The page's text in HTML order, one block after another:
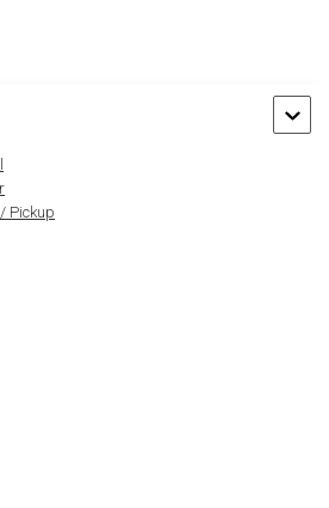
Pickup